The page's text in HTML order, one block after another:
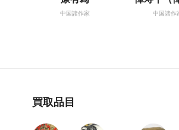
中国諸作家 中国諸作
買取品目